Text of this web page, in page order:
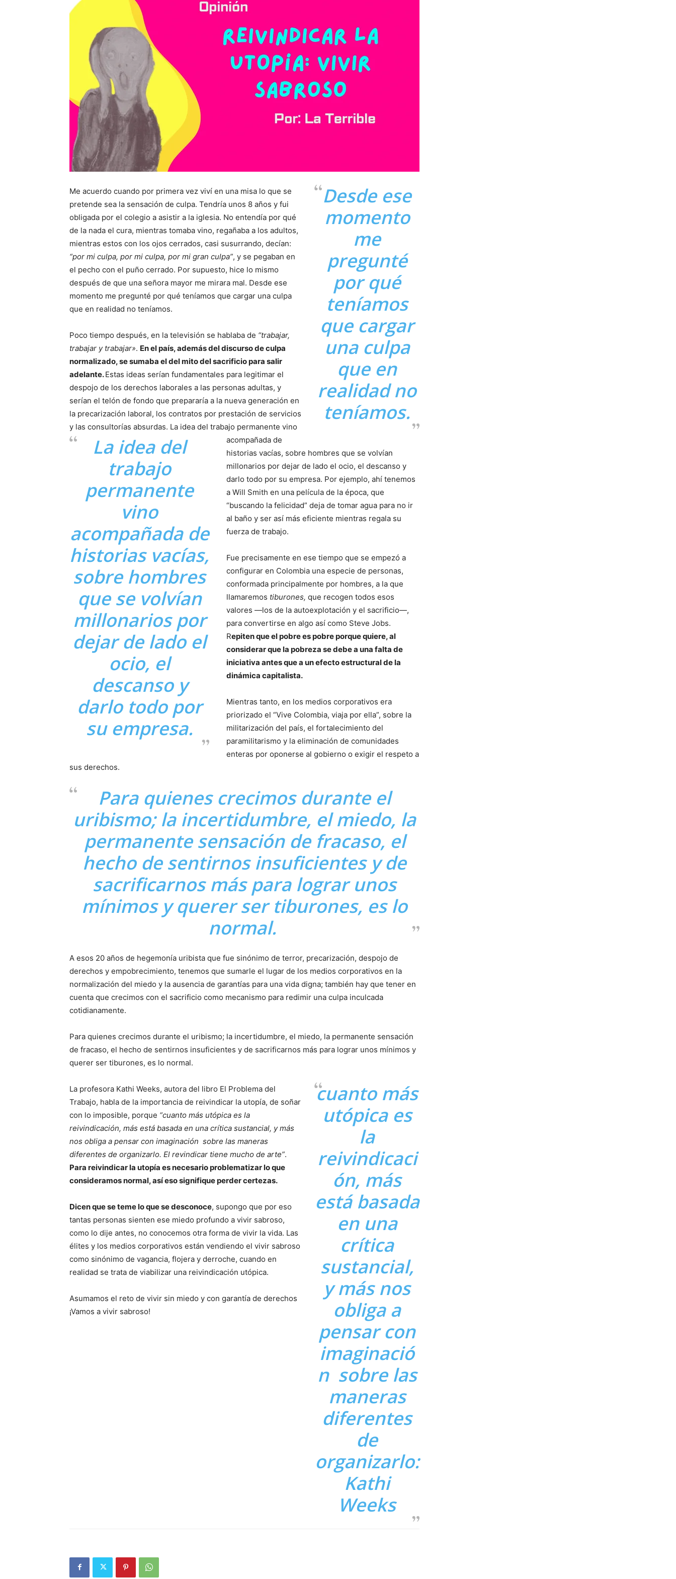
Desde ese
momento
me
pregunté
por qué
teníamos
que cargar
una culpa
que en
realidad no
teníamos.
Me acuerdo cuando por primera vez viví en una misa lo que se
pretende sea la sensación de culpa. Tendría unos 8 años y fui
obligada por el colegio a asistir a la iglesia. No entendía por qué
de la nada el cura, mientras tomaba vino, regañaba a los adultos,
mientras estos con los ojos cerrados, casi susurrando, decían:
“por mi culpa, por mi culpa, por mi gran culpa”, y se pegaban en
el pecho con el puño cerrado. Por supuesto, hice lo mismo
después de que una señora mayor me mirara mal. Desde ese
momento me pregunté por qué teníamos que cargar una culpa
que en realidad no teníamos.
La idea del
trabajo
permanente
vino
acompañada de
historias vacías,
sobre hombres
que se volvían
millonarios por
dejar de lado el
ocio, el
descanso y
darlo todo por
su empresa.
Poco tiempo después, en la televisión se hablaba de “trabajar,
trabajar y trabajar». En el país, además del discurso de culpa
normalizado, se sumaba el del mito del sacrificio para salir
adelante.Estas ideas serían fundamentales para legitimar el
despojo de los derechos laborales a las personas adultas, y
serían el telón de fondo que prepararía a la nueva generación en
la precarización laboral, los contratos por prestación de servicios
y las consultorías absurdas. La idea del trabajo permanente vino
acompañada de
historias vacías, sobre hombres que se volvían
millonarios por dejar de lado el ocio, el descanso y
darlo todo por su empresa. Por ejemplo, ahí tenemos
a Will Smith en una película de la época, que
“buscando la felicidad” deja de tomar agua para no ir
al baño y ser así más eficiente mientras regala su
fuerza de trabajo.
Fue precisamente en ese tiempo que se empezó a
configurar en Colombia una especie de personas,
conformada principalmente por hombres, a la que
llamaremos tiburones,que recogen todos esos
valores —los de la autoexplotación y el sacrificio—,
para convertirse en algo así como Steve Jobs.
Repiten que el pobre es pobre porque quiere, al
considerar que la pobreza se debe a una falta de
iniciativa antes que a un efecto estructural de la
dinámica capitalista.
Mientras tanto, en los medios corporativos era
priorizado el “Vive Colombia, viaja por ella”, sobre la
militarización del país, el fortalecimiento del
paramilitarismo y la eliminación de comunidades
enteras por oponerse al gobierno o exigir el respeto a
sus derechos.
Para quienes crecimos durante el
uribismo; la incertidumbre, el miedo, la
permanente sensación de fracaso, el
hecho de sentirnos insuficientes y de
sacrificarnos más para lograr unos
mínimos y querer ser tiburones, es lo
normal.
A esos 20 años de hegemonía uribista que fue sinónimo de terror, precarización, despojo de
derechos y empobrecimiento, tenemos que sumarle el lugar de los medios corporativos en la
normalización del miedo y la ausencia de garantías para una vida digna; también hay que tener en
cuenta que crecimos con el sacrificio como mecanismo para redimir una culpa inculcada
cotidianamente.
Para quienes crecimos durante el uribismo; la incertidumbre, el miedo, la permanente sensación
de fracaso, el hecho de sentirnos insuficientes y de sacrificarnos más para lograr unos mínimos y
querer ser tiburones, es lo normal.
cuanto más
utópica es
la
reivindicaci
ón, más
está basada
en una
crítica
sustancial,
y más nos
obliga a
pensar con
imaginació
n sobre las
maneras
diferentes
de
organizarlo:
Kathi
Weeks
La profesora Kathi Weeks, autora del libro El Problema del
Trabajo, habla de la importancia de reivindicar la utopía, de soñar
con lo imposible, porque “cuanto más utópica es la
reivindicación, más está basada en una crítica sustancial, y más
nos obliga a pensar con imaginación sobre las maneras
diferentes de organizarlo. El revindicar tiene mucho de arte”.
Para reivindicar la utopía es necesario problematizar lo que
consideramos normal, así eso signifique perder certezas.
Dicen que se teme lo que se desconoce, supongo que por eso
tantas personas sienten ese miedo profundo a vivir sabroso,
como lo dije antes, no conocemos otra forma de vivir la vida. Las
élites y los medios corporativos están vendiendo el vivir sabroso
como sinónimo de vagancia, flojera y derroche, cuando en
realidad se trata de viabilizar una reivindicación utópica.
Asumamos el reto de vivir sin miedo y con garantía de derechos
¡Vamos a vivir sabroso!